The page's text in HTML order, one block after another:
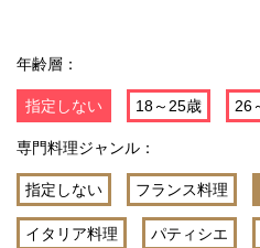
年齢層：
指定しない 18～25歳 26
専門料理ジャンル：
指定しない フランス料理
イタリア料理 パティシエ